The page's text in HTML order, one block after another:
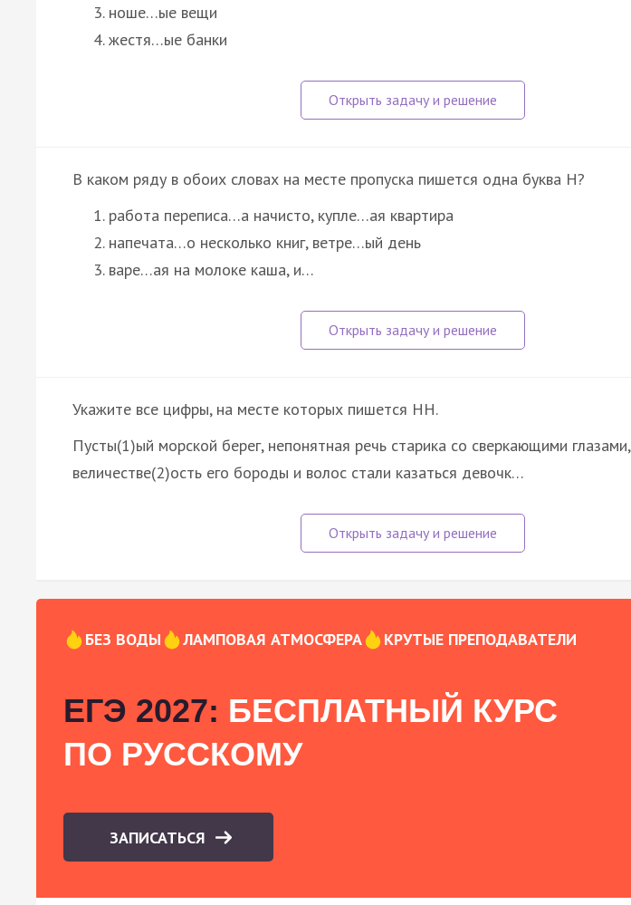
ноше…ые вещи
жестя…ые банки
В каком ряду в обоих словах на месте пропуска пишется одна буква Н?
работа переписа…а начисто, купле…ая квартира
напечата…о несколько книг, ветре…ый день
варе…ая на молоке каша, и…
Укажите все цифры, на месте которых пишется НН.
Пусты(1)ый морской берег, непонятная речь старика со сверкающими глазами,
величестве(2)ость его бороды и волос стали казаться девочк…
БЕЗ ВОДЫ ЛАМПОВАЯ АТМОСФЕРА КРУТЫЕ ПРЕПОДАВАТЕЛИ
ЕГЭ 2027: БЕСПЛАТНЫЙ КУРС
ПО РУССКОМУ
ЗАПИСАТЬСЯ